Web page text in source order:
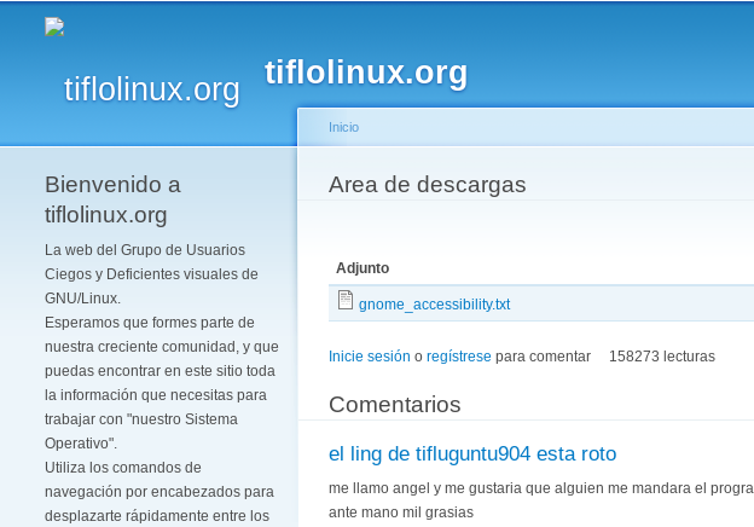
tiflolinux.org
Bienvenido a
tiflolinux.org
La web del Grupo de Usuarios
Ciegos y Deficientes visuales de
GNU/Linux.
Esperamos que formes parte de
nuestra creciente comunidad, y que
puedas encontrar en este sitio toda
la información que necesitas para
trabajar con "nuestro Sistema
Operativo".
Utiliza los comandos de
navegación por encabezados para
desplazarte rápidamente entre los
Se encuentra usted aquí
Inicio
Area de descargas
Adjunto
gnome_accessibility.txt
Inicie sesión o regístrese para comentar 158273 lecturas
Comentarios
el ling de tifluguntu904 esta roto
me llamo angel y me gustaria que alguien me mandara el
ante mano mil grasias